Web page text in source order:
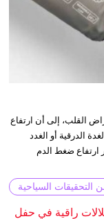
القلب، إلى أن ارتفاع
الدرقية أو الغدد
ارتفاع ضغط الدم
التحقيقات السياحية
راقية في حفل